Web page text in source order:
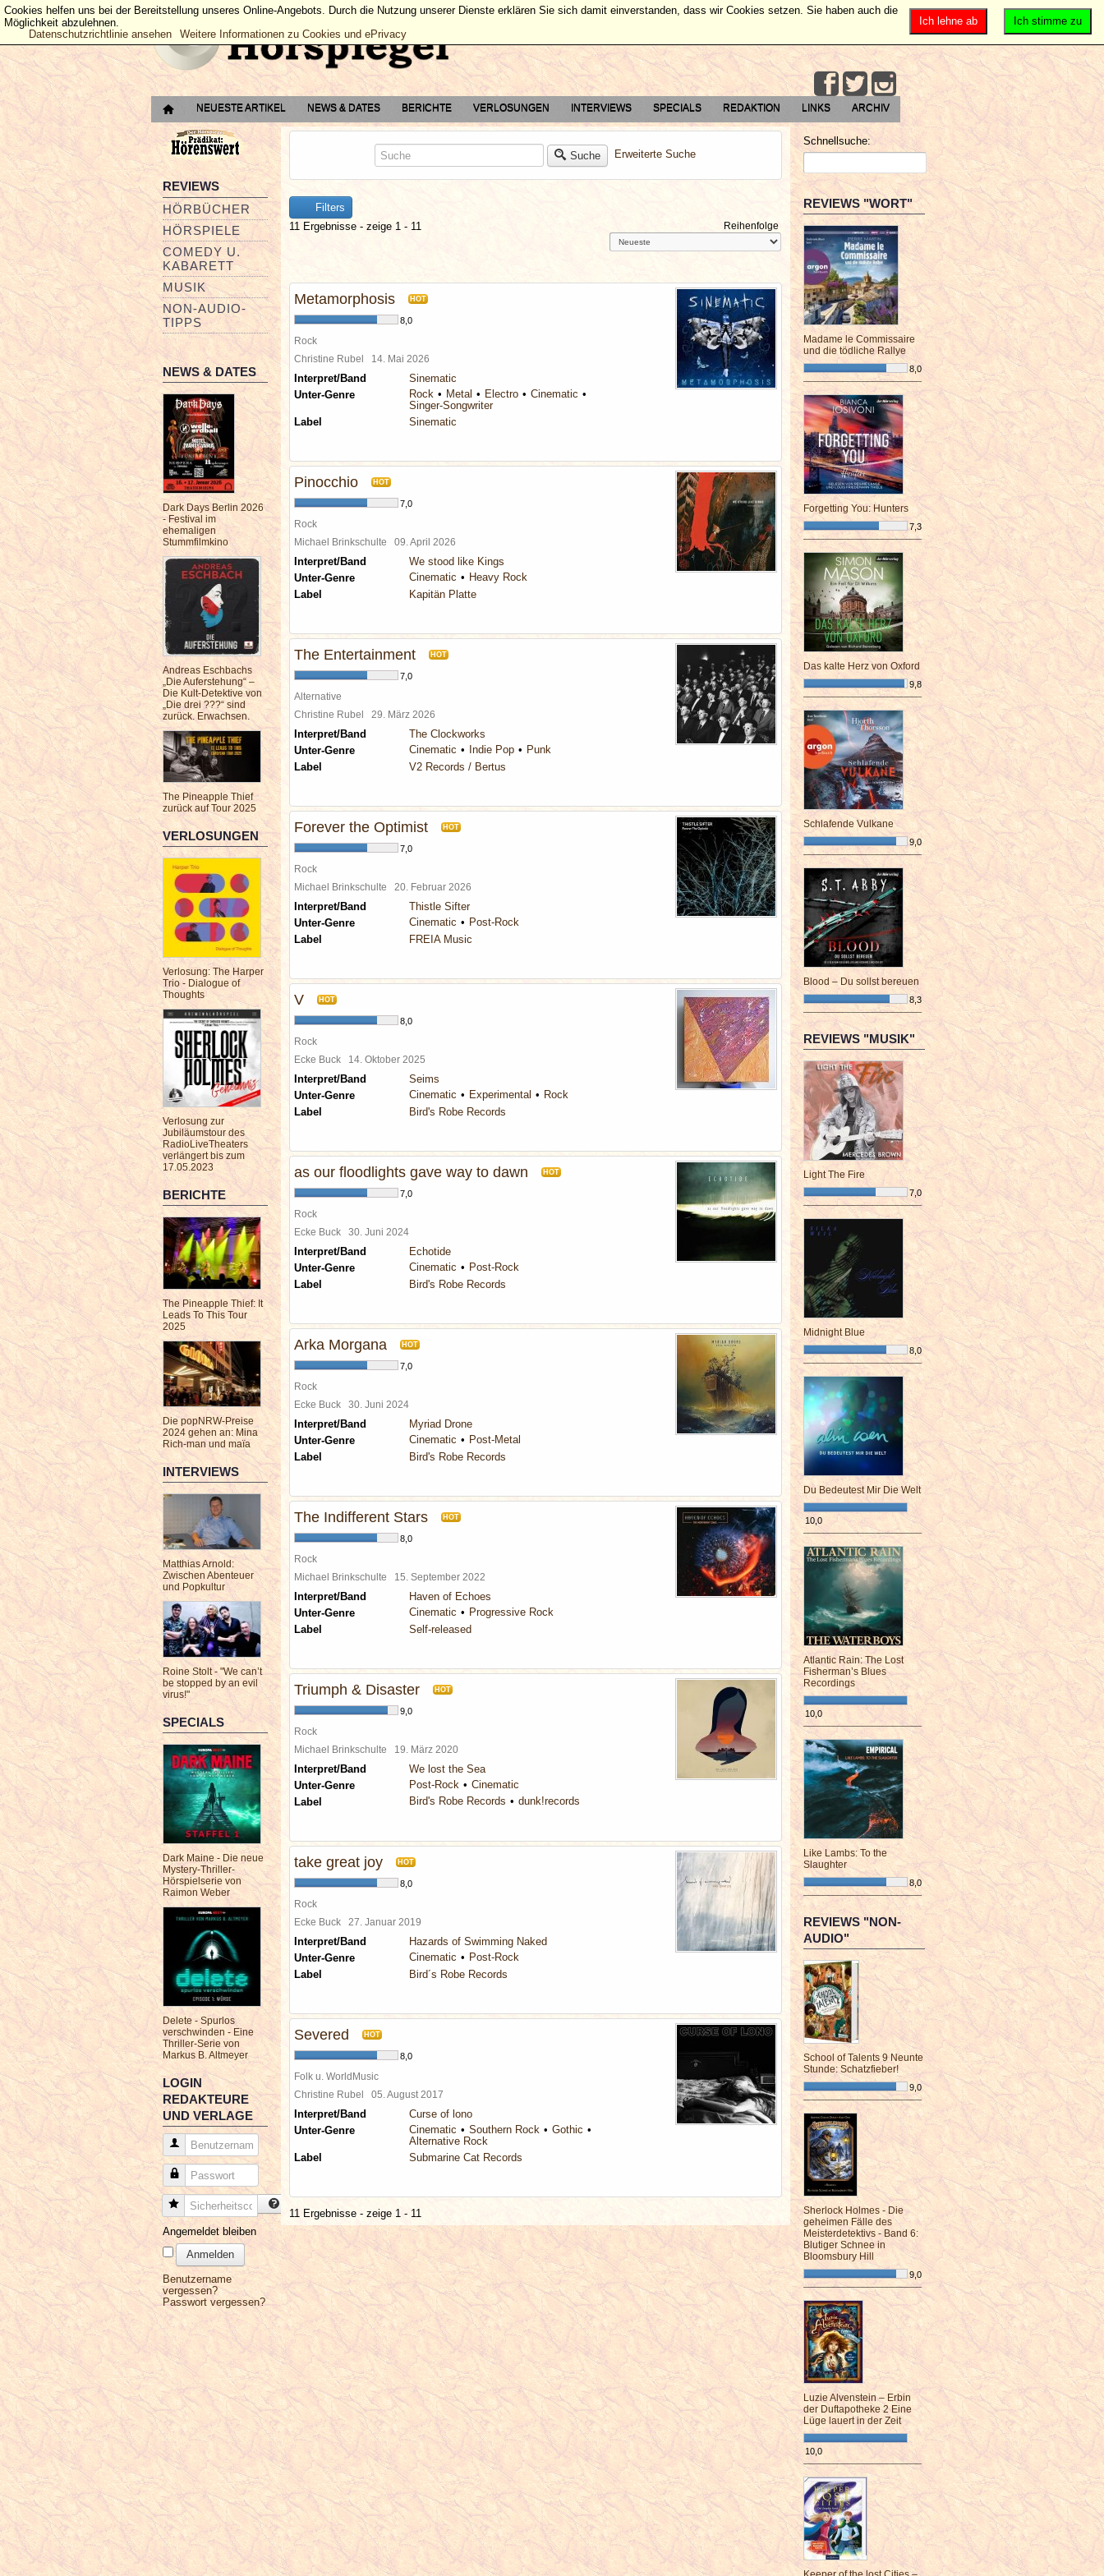
NEUESTE ARTIKEL NEWS & DATES BERICHTE VERLOSUNGEN INTERVIEWS SPECIALS REDAKTION LINKS ARCHIV
REVIEWS
HÖRBÜCHER
HÖRSPIELE
COMEDY U.
KABARETT
MUSIK
NON-AUDIO-
TIPPS
NEWS & DATES
Dark Days Berlin 2026
- Festival im
ehemaligen
Stummfilmkino
Andreas Eschbachs
„Die Auferstehung“ –
Die Kult-Detektive von
„Die drei ???“ sind
zurück. Erwachsen.
The Pineapple Thief
zurück auf Tour 2025
VERLOSUNGEN
Verlosung: The Harper
Trio - Dialogue of
Thoughts
Verlosung zur
Jubiläumstour des
RadioLiveTheaters
verlängert bis zum
17.05.2023
BERICHTE
The Pineapple Thief: It
Leads To This Tour
2025
Die popNRW-Preise
2024 gehen an: Mina
Rich-man und maïa
INTERVIEWS
Matthias Arnold:
Zwischen Abenteuer
und Popkultur
Roine Stolt - "We can’t
be stopped by an evil
virus!"
SPECIALS
Dark Maine - Die neue
Mystery-Thriller-
Hörspielserie von
Raimon Weber
Delete - Spurlos
verschwinden - Eine
Thriller-Serie von
Markus B. Altmeyer
LOGIN
REDAKTEURE
UND VERLAGE
Benutzername
Passwort
Sicherheitscode
Angemeldet bleiben
Anmelden
Benutzername
vergessen?
Passwort vergessen?
Suche Erweiterte Suche
Filters
11 Ergebnisse - zeige 1 - 11
Reihenfolge
Metamorphosis HOT
8,0
Rock
Christine Rubel 14. Mai 2026
Interpret/Band
Sinematic
Unter-Genre
Rock Metal Electro
Cinematic
Singer-Songwriter
Label
Sinematic
Pinocchio HOT
7,0
Rock
Michael Brinkschulte 09. April 2026
Interpret/Band
We stood like Kings
Unter-Genre
Cinematic
Heavy Rock
Label
Kapitän Platte
The Entertainment HOT
7,0
Alternative
Christine Rubel 29. März 2026
Interpret/Band
The Clockworks
Unter-Genre
Cinematic Indie Pop
Punk
Label
V2 Records / Bertus
Forever the Optimist HOT
7,0
Rock
Michael Brinkschulte 20. Februar 2026
Interpret/Band
Thistle Sifter
Unter-Genre
Cinematic
Post-Rock
Label
FREIA Music
V HOT
8,0
Rock
Ecke Buck 14. Oktober 2025
Interpret/Band
Seims
Unter-Genre
Cinematic Experimental
Rock
Label
Bird's Robe Records
as our floodlights gave way to dawn HOT
7,0
Rock
Ecke Buck 30. Juni 2024
Interpret/Band
Echotide
Unter-Genre
Cinematic
Post-Rock
Label
Bird's Robe Records
Arka Morgana HOT
7,0
Rock
Ecke Buck 30. Juni 2024
Interpret/Band
Myriad Drone
Unter-Genre
Cinematic
Post-Metal
Label
Bird's Robe Records
The Indifferent Stars HOT
8,0
Rock
Michael Brinkschulte 15. September 2022
Interpret/Band
Haven of Echoes
Unter-Genre
Cinematic
Progressive Rock
Label
Self-released
Triumph & Disaster HOT
9,0
Rock
Michael Brinkschulte 19. März 2020
Interpret/Band
We lost the Sea
Unter-Genre
Post-Rock
Cinematic
Label
Bird's Robe Records dunk!records
take great joy HOT
8,0
Rock
Ecke Buck 27. Januar 2019
Interpret/Band
Hazards of Swimming Naked
Unter-Genre
Cinematic
Post-Rock
Label
Bird´s Robe Records
Severed HOT
8,0
Folk u. WorldMusic
Christine Rubel 05. August 2017
Interpret/Band
Curse of lono
Unter-Genre
Cinematic Southern Rock
Gothic
Alternative Rock
Label
Submarine Cat Records
11 Ergebnisse - zeige 1 - 11
Schnellsuche:
REVIEWS "WORT"
Madame le Commissaire
und die tödliche Rallye
8,0
¯¯¯¯¯¯¯¯¯¯¯¯¯¯¯¯¯¯¯¯¯¯¯¯
Forgetting You: Hunters
7,3
¯¯¯¯¯¯¯¯¯¯¯¯¯¯¯¯¯¯¯¯¯¯¯¯
Das kalte Herz von Oxford
9,8
¯¯¯¯¯¯¯¯¯¯¯¯¯¯¯¯¯¯¯¯¯¯¯¯
Schlafende Vulkane
9,0
¯¯¯¯¯¯¯¯¯¯¯¯¯¯¯¯¯¯¯¯¯¯¯¯
Blood – Du sollst bereuen
8,3
¯¯¯¯¯¯¯¯¯¯¯¯¯¯¯¯¯¯¯¯¯¯¯¯
REVIEWS "MUSIK"
Light The Fire
7,0
¯¯¯¯¯¯¯¯¯¯¯¯¯¯¯¯¯¯¯¯¯¯¯¯
Midnight Blue
8,0
¯¯¯¯¯¯¯¯¯¯¯¯¯¯¯¯¯¯¯¯¯¯¯¯
Du Bedeutest Mir Die Welt
10,0
¯¯¯¯¯¯¯¯¯¯¯¯¯¯¯¯¯¯¯¯¯¯¯¯
Atlantic Rain: The Lost
Fisherman’s Blues
Recordings
10,0
¯¯¯¯¯¯¯¯¯¯¯¯¯¯¯¯¯¯¯¯¯¯¯¯
Like Lambs: To the
Slaughter
8,0
¯¯¯¯¯¯¯¯¯¯¯¯¯¯¯¯¯¯¯¯¯¯¯¯
REVIEWS "NON-
AUDIO"
School of Talents 9 Neunte
Stunde: Schatzfieber!
9,0
¯¯¯¯¯¯¯¯¯¯¯¯¯¯¯¯¯¯¯¯¯¯¯¯
Sherlock Holmes - Die
geheimen Fälle des
Meisterdetektivs - Band 6:
Blutiger Schnee in
Bloomsbury Hill
9,0
¯¯¯¯¯¯¯¯¯¯¯¯¯¯¯¯¯¯¯¯¯¯¯¯
Luzie Alvenstein – Erbin
der Duftapotheke 2 Eine
Lüge lauert in der Zeit
10,0
¯¯¯¯¯¯¯¯¯¯¯¯¯¯¯¯¯¯¯¯¯¯¯¯
Ich stimme zu
Ich lehne ab
Cookies helfen uns bei der Bereitstellung unseres Online-Angebots. Durch die Nutzung unserer Dienste erklären Sie sich damit einverstanden, dass wir Cookies setzen. Sie haben auch die
Möglichkeit abzulehnen.
Datenschutzrichtlinie ansehen
Weitere Informationen zu Cookies und ePrivacy